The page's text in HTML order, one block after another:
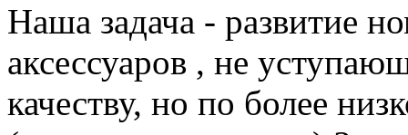
Наша задача - развитие
аксессуаров , не
качеству, но по более